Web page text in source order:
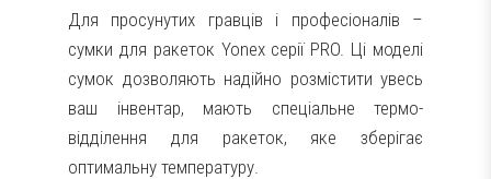
Для просунутих гравців і професіоналів –
сумки для ракеток Yonex серії PRO. Ці моделі
сумок дозволяють надійно розмістити увесь
ваш інвентар, мають спеціальне термо-
відділення для ракеток, яке зберігає
оптимальну температуру.